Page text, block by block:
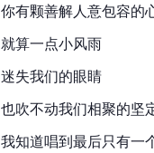
你有颗善解人意包容的
就算一点小风雨
迷失我们的眼睛
也吹不动我们相聚的坚
我知道唱到最后只有一